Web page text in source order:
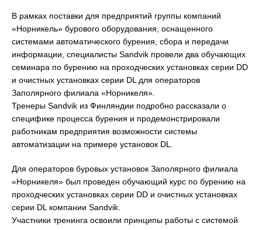
В рамках поставки для предприятий группы компаний
«Норникель» бурового оборудования, оснащенного
системами автоматического бурения, сбора и передачи
информации, специалисты Sandvik провели два обучающих
семинара по бурению на проходческих установках серии DD
и очистных установках серии DL для операторов
Заполярного филиала «Норникеля».
Тренеры Sandvik из Финляндии подробно рассказали о
специфике процесса бурения и продемонстрировали
работникам предприятия возможности системы
автоматизации на примере установок DL.
Для операторов буровых установок Заполярного филиала
«Норникеля» был проведен обучающий курс по бурению на
проходческих установках серии DD и очистных установках
серии DL компании Sandvik.
Участники тренинга освоили принципы работы с системой